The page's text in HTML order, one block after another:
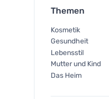
iu 60 Tabletten
Themen
Kosmetik
Gesundheit
Lebensstil
Mutter und Kind
Das Heim